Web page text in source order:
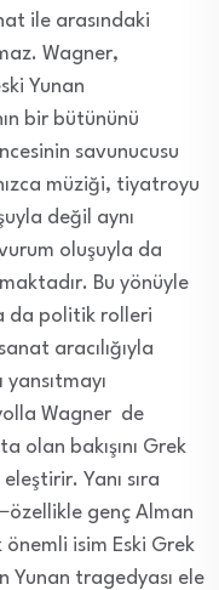
ile arasındaki
Wagner,
Yunan
bir bütününü
savunucusu
müziği, tiyatroyu
değil aynı
oluşuyla da
Bu yönüyle
da politik rolleri
aracılığıyla
Wagner de
olan bakışını Grek
Yanı sıra
genç Alman
isim Eski Grek
Yunan tragedyası ele